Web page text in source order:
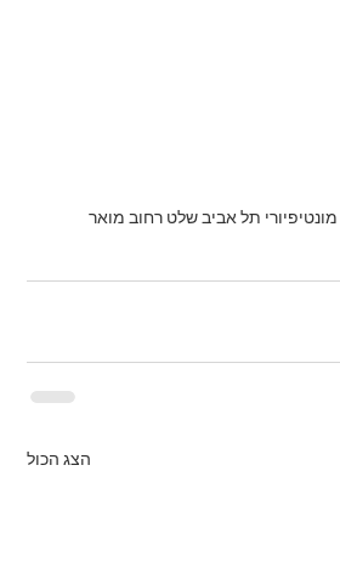
תל אביב שלט רחוב מואר
הצג הכול